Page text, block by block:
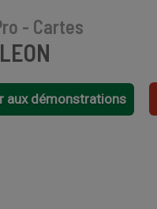
- Cartes
aux démonstrations